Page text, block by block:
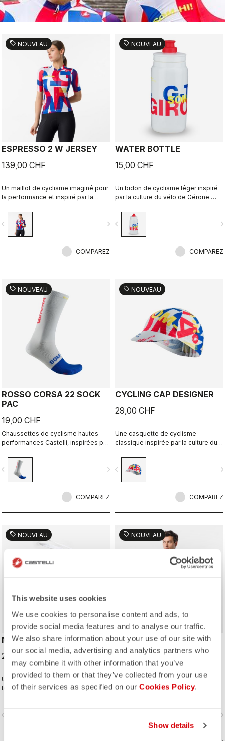
This website uses cookies
We use cookies to personalise content and ads, to
provide social media features and to analyse our traffic.
We also share information about your use of our site with
our social media, advertising and analytics partners who
may combine it with other information that you’ve
provided to them or that they’ve collected from your use
of their services as specified on our Cookies Policy.
Show details
sell NOUVEAU
ESPRESSO 2 W JERSEY
139,00 CHF
Un maillot de cyclisme imaginé pour
la performance et inspiré par la
expressions locales. Imaginé en
collaboration avec R-A/D.
navigate_next
COMPAREZ
sell NOUVEAU
WATER BOTTLE
15,00 CHF
Un bidon de cyclisme léger inspiré
par la culture du vélo de Gérone.
navigate_before
COMPAREZ
sell NOUVEAU
ROSSO CORSA 22 SOCK
PAC
19,00 CHF
Chaussettes de cyclisme hautes
performances Castelli, inspirées par
Imaginées en collaboration avec R-
A/D.
navigate_next
COMPAREZ
sell NOUVEAU
CYCLING CAP DESIGNER
29,00 CHF
Une casquette de cyclisme
classique inspirée par la culture du
A/D.
navigate_before
COMPAREZ
sell NOUVEAU
MUSETTE
20,00 CHF
Une musette classique inspirée par
la culture du vélo de Gérone et ses
sell NOUVEAU
CUSTOM T-SHIRT
60,00 CHF
Un T-shirt du quotidien inspiré par la
culture cycliste de Gérone et ses